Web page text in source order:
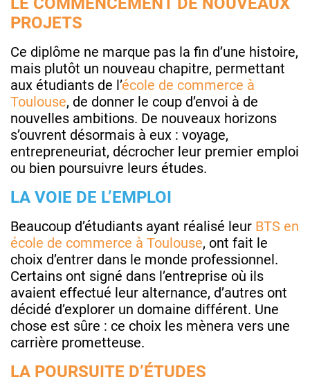
PROJETS
Ce diplôme ne marque pas la fin d’une histoire,
mais plutôt un nouveau chapitre, permettant
aux étudiants de l’école de commerce à
Toulouse, de donner le coup d’envoi à de
nouvelles ambitions. De nouveaux horizons
s’ouvrent désormais à eux : voyage,
entrepreneuriat, décrocher leur premier emploi
ou bien poursuivre leurs études.
LA VOIE DE L’EMPLOI
Beaucoup d’étudiants ayant réalisé leur BTS en
école de commerce à Toulouse, ont fait le
choix d’entrer dans le monde professionnel.
Certains ont signé dans l’entreprise où ils
avaient effectué leur alternance, d’autres ont
décidé d’explorer un domaine différent. Une
chose est sûre : ce choix les mènera vers une
carrière prometteuse.
LA POURSUITE D’ÉTUDES